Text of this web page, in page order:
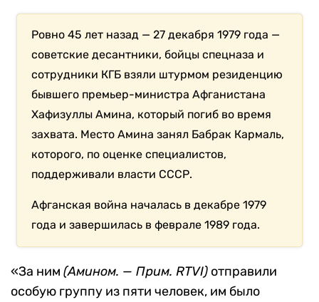
Ровно 45 лет назад — 27 декабря 1979 года —
советские десантники, бойцы спецназа и
сотрудники КГБ взяли штурмом резиденцию
бывшего премьер-министра Афганистана
Хафизуллы Амина, который погиб во время
захвата. Место Амина занял Бабрак Кармаль,
которого, по оценке специалистов,
поддерживали власти СССР.
Афганская война началась в декабре 1979
года и завершилась в феврале 1989 года.
«За ним (Амином. — Прим. RTVI) отправили
особую группу из пяти человек, им было